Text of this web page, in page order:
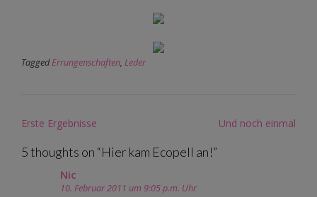
TaggedErrungenschaften, Leder
Post
Erste Ergebnisse Und noch einmal
5 thoughts on “Hier kam Ecopell an!”
Nic
10. Februar 2011 um 9:05 p.m. Uhr